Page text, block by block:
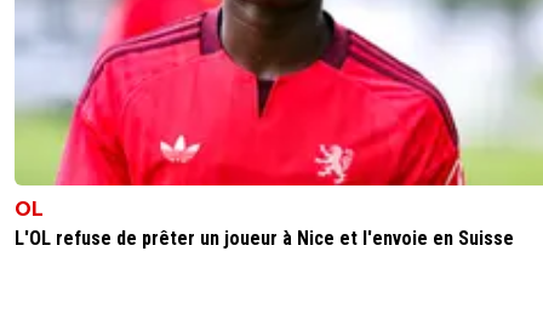
OL
L'OL refuse de prêter un joueur à Nice et l'envoie en Suisse